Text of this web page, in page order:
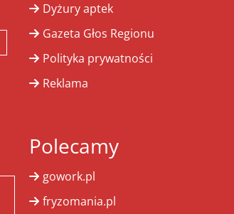
Dyżury aptek
Gazeta Głos Regionu
Polityka prywatności
Reklama
Polecamy
gowork.pl
fryzomania.pl